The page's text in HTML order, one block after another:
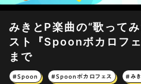
みきとP楽曲の“歌って
スト『Spoonボカロフ
まで
#Spoon #Spoonボカロフェス #み